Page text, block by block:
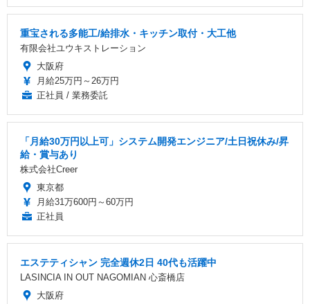
重宝される多能工/給排水・キッチン取付・大工他
有限会社ユウキストレーション
大阪府
月給25万円～26万円
正社員 / 業務委託
「月給30万円以上可」システム開発エンジニア/土日祝休み/昇
給・賞与あり
株式会社Creer
東京都
月給31万600円～60万円
正社員
エステティシャン 完全週休2日 40代も活躍中
LASINCIA IN OUT NAGOMIAN 心斎橋店
大阪府